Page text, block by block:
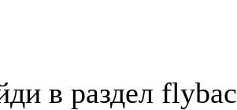
в раздел